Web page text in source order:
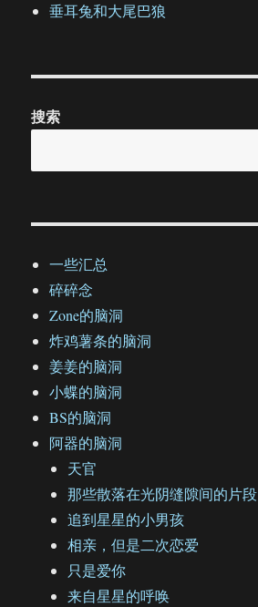
垂耳兔和大尾巴狼
搜索
一些汇总
碎碎念
Zone的脑洞
炸鸡薯条的脑洞
姜姜的脑洞
小蝶的脑洞
BS的脑洞
阿器的脑洞
天官
那些散落在光阴缝隙间的片段
追到星星的小男孩
相亲，但是二次恋爱
只是爱你
来自星星的呼唤